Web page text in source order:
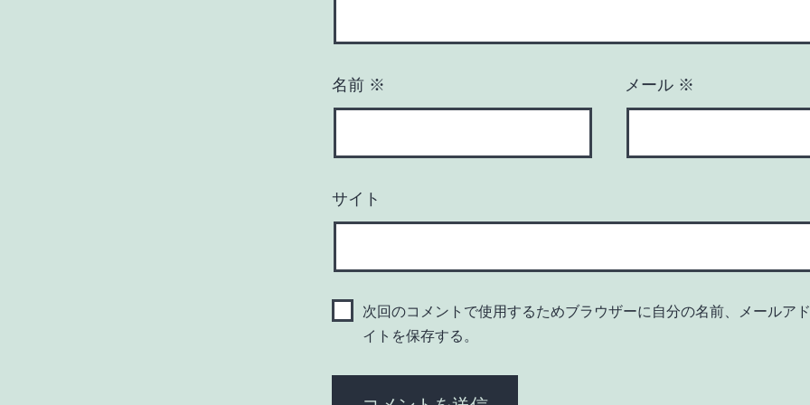
名前 ※ メール ※
サイト
次回のコメントで使用するためブラウザーに自分の名前、メールア
イトを保存する。